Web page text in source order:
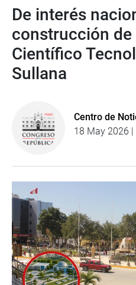
De interés
construcción de
Científico
Sullana
Centro de
18 May 2026 |